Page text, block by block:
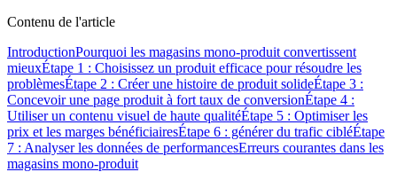
Contenu de l'article
IntroductionPourquoi les magasins mono-produit convertissent
mieuxÉtape 1 : Choisissez un produit efficace pour résoudre les
problèmesÉtape 2 : Créer une histoire de produit solideÉtape 3 :
Concevoir une page produit à fort taux de conversionÉtape 4 :
Utiliser un contenu visuel de haute qualitéÉtape 5 : Optimiser les
prix et les marges bénéficiairesÉtape 6 : générer du trafic cibléÉtape
7 : Analyser les données de performancesErreurs courantes dans les
magasins mono-produit